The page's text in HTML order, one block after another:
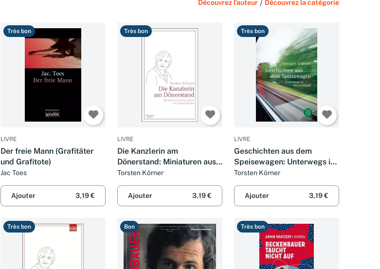
Découvrez l'auteur / Découvrez la catégorie
Très bon
LIVRE
Der freie Mann (Grafitäter
und Grafitote)
Jac Toes
Ajouter 3,19 €
Très bon
LIVRE
Die Kanzlerin am
Dönerstand: Miniaturen aus
dem Leben von Angela
Merkel
Torsten Körner
Ajouter 3,19 €
Très bon
LIVRE
Geschichten aus dem
Speisewagen: Unterwegs in
Deutschland
Torsten Körner
Ajouter 3,19 €
Très bon Bon Très bon